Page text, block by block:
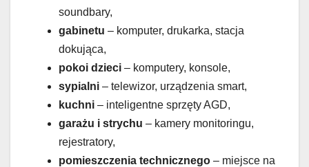
soundbary,
gabinetu – komputer, drukarka, stacja
dokująca,
pokoi dzieci – komputery, konsole,
sypialni – telewizor, urządzenia smart,
kuchni – inteligentne sprzęty AGD,
garażu i strychu – kamery monitoringu,
rejestratory,
pomieszczenia technicznego – miejsce na